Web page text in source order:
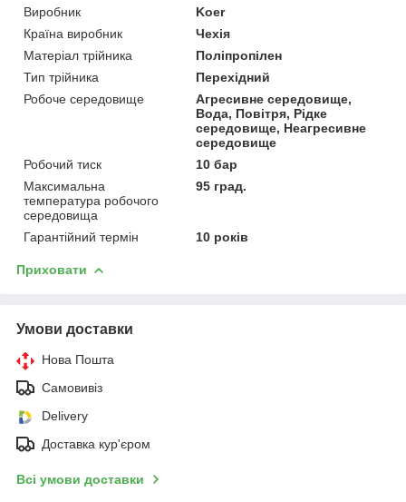
Виробник
Koer
Країна виробник
Чехія
Матеріал трійника
Поліпропілен
Тип трійника
Перехідний
Робоче середовище
Агресивне середовище,
Вода, Повітря, Рідке
середовище, Неагресивне
середовище
Робочий тиск
10 бар
Максимальна
температура робочого
середовища
95 град.
Гарантійний термін 10 років
Приховати
Умови доставки
Нова Пошта
Самовивіз
Delivery
Доставка кур'єром
Всі умови доставки